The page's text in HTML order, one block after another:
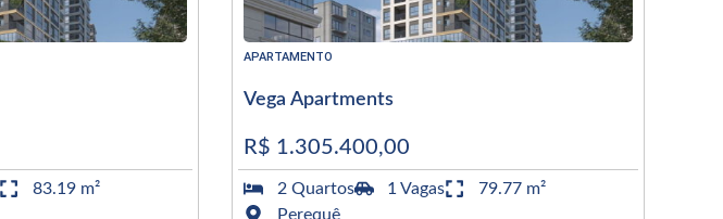
83.19 m²
APARTAMENTO
Vega Apartments
R$ 1.305.400,00
2 Quartos 1 Vagas
79.77 m²
Perequê